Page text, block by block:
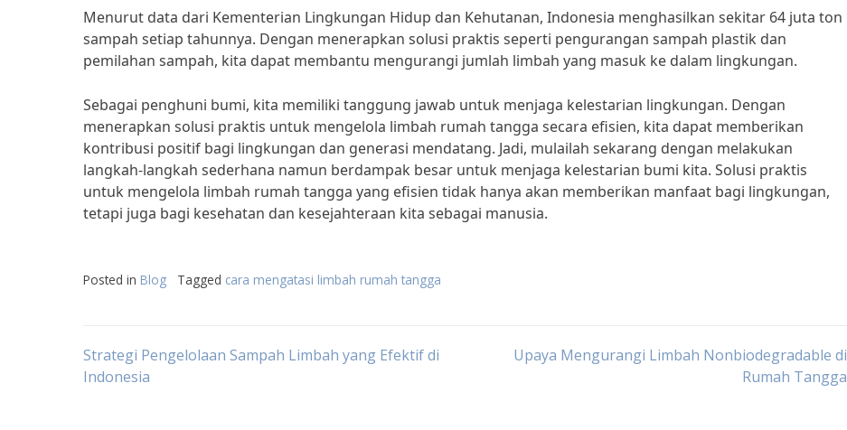
Menurut data dari Kementerian Lingkungan Hidup dan Kehutanan, Indonesia menghasilkan sekitar 64 juta ton
sampah setiap tahunnya. Dengan menerapkan solusi praktis seperti pengurangan sampah plastik dan
pemilahan sampah, kita dapat membantu mengurangi jumlah limbah yang masuk ke dalam lingkungan.
Sebagai penghuni bumi, kita memiliki tanggung jawab untuk menjaga kelestarian lingkungan. Dengan
menerapkan solusi praktis untuk mengelola limbah rumah tangga secara efisien, kita dapat memberikan
kontribusi positif bagi lingkungan dan generasi mendatang. Jadi, mulailah sekarang dengan melakukan
langkah-langkah sederhana namun berdampak besar untuk menjaga kelestarian bumi kita. Solusi praktis
untuk mengelola limbah rumah tangga yang efisien tidak hanya akan memberikan manfaat bagi lingkungan,
tetapi juga bagi kesehatan dan kesejahteraan kita sebagai manusia.
Posted in Blog Tagged cara mengatasi limbah rumah tangga
Post
Strategi Pengelolaan Sampah Limbah yang Efektif di
Indonesia
Upaya Mengurangi Limbah Nonbiodegradable di
Rumah Tangga